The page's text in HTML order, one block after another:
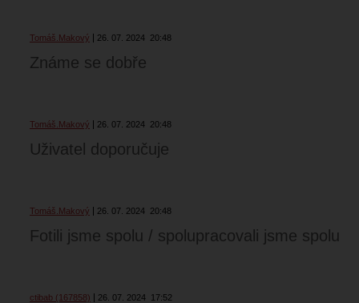
Tomáš.Makový 26. 07. 2024 20:48
Známe se dobře
Tomáš.Makový 26. 07. 2024 20:48
Uživatel doporučuje
Tomáš.Makový 26. 07. 2024 20:48
Fotili jsme spolu / spolupracovali jsme spolu
ctibab (167858) 26. 07. 2024 17:52